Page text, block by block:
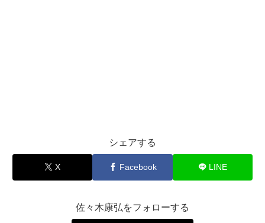
シェアする
X Facebook LINE
佐々木康弘をフォローする